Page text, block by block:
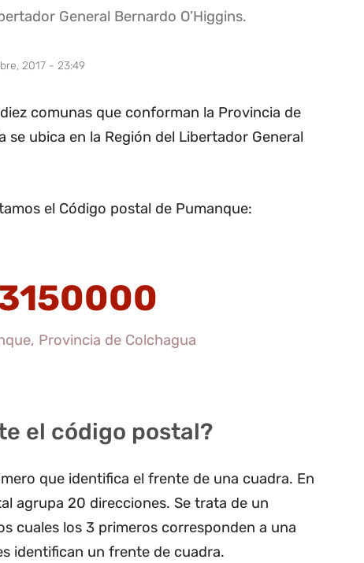
General Bernardo O’Higgins.
2017 - 23:49
comunas que conforman la Provincia de
se ubica en la Región del Libertador General
el Código postal de Pumanque:
Provincia de Colchagua
el código postal?
que identifica el frente de una cuadra. En
agrupa 20 direcciones. Se trata de un
cuales los 3 primeros corresponden a una
identifican un frente de cuadra.